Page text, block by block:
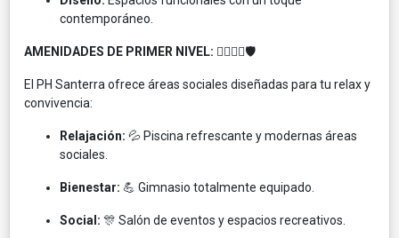
contemporáneo.
AMENIDADES DE PRIMER NIVEL: 🏊‍♂️🏋️‍♀️🛡️
El PH Santerra ofrece áreas sociales diseñadas para tu relax y
convivencia:
Relajación: 💦 Piscina refrescante y modernas áreas
sociales.
Bienestar: 💪 Gimnasio totalmente equipado.
Social: 🎊 Salón de eventos y espacios recreativos.